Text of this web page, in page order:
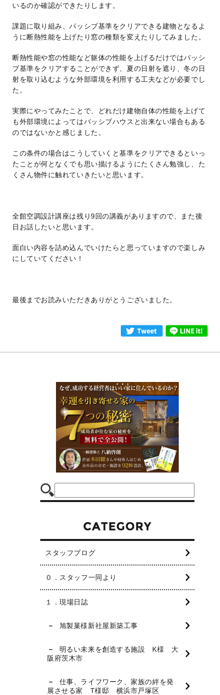
いるのか確認ができたりします。
課題に取り組み、パッシブ基準をクリアできる建物となるよ
うに断熱性能を上げたり窓の種類を変えたりしてみました。
断熱性能や窓の性能など躯体の性能を上げるだけではパッシ
ブ基準をクリアすることができず、夏の日射を遮り、冬の日
射を取り込むような外部環境を利用する工夫などが必要でし
た。
実際にやってみたことで、どれだけ建物自体の性能を上げて
も外部環境によってはパッシブハウスと出来ない場合もある
のではないかと感じました。
この条件の場合はこうしていくと基準をクリアできるといっ
たことが何となくでも思い描けるようにたくさん勉強し、た
くさん物件に触れていきたいと思います。
全館空調設計講座は残り9回の講義がありますので、また後
日お話したいと思います。
面白い内容を詰め込んでいけたらと思っていますので楽しみ
にしていてください！
最後までお読みいただきありがとうございました。
スタッフブログ
０．スタッフ一同より
１．現場日誌
旭製菓様新社屋新築工事
明るい未来を創造する施設 K様 大
阪府茨木市
仕事、ライフワーク、家族の絆を発
展させる家 T様邸 横浜市戸塚区